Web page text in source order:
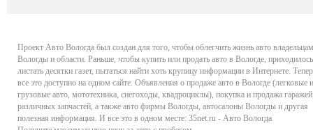
Проект Авто Вологда был создан для того, чтобы облегчить жизнь авто владельцам
Вологды и области. Раньше, чтобы купить или продать авто в Вологде, приходилось
листать десятки газет, пытаться найти хоть крупицу информации в Интернете.
все это доступно на одном сайте. Объявления о продаже авто в Вологде (легковые и
грузовые авто, мототехника, снегоходы, квадроциклы), покупка и продажа
различных запчастей, а также авто фирмы Вологды, автосалоны Вологды и другая
полезная информация. И все это в одном месте: 35net.ru - Авто Вологда